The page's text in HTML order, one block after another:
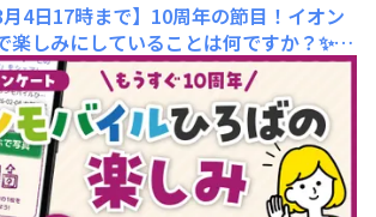
月4日17時まで】10周年の節目！イオン
楽しみにしていることは何ですか？✨
ま、こんにちは！いつも「イオンモバイ
用いただき、本当にありがとうございま
で、イオンモバイルはもうすぐ10周年と
1年を迎えようとしています🎉これまで
みなさまへ、ひろばスタッフ一同、心よ
いっぱいです。誠にあり